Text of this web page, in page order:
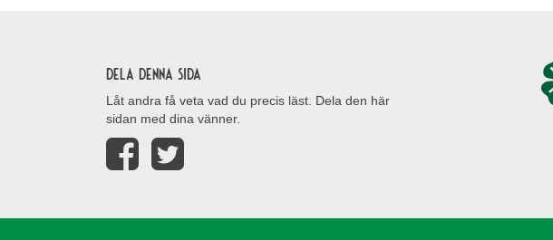
Dela denna sida
Låt andra få veta vad du precis läst. Dela den här
sidan med dina vänner.